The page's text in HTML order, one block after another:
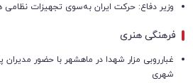
وزیر دفاع: حرکت ایران به‌سوی تجهیزات
فرهنگی هنری
غبارروبی مزار شهدا در ماهشهر با حضور
شهری